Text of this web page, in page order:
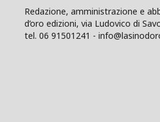
Redazione, amministrazione e
d’oro edizioni, via Ludovico di
tel. 06 91501241 -